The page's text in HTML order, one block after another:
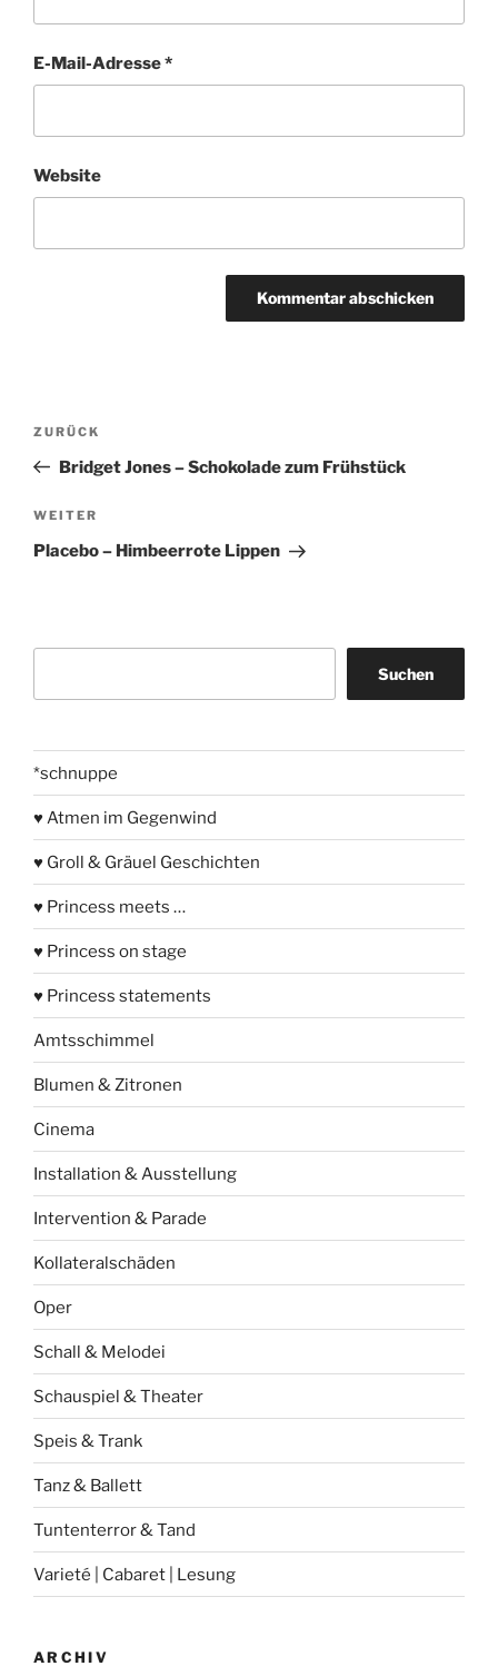
E-Mail-Adresse*
Website
Beitragsnavigation
Vorheriger
Beitrag
ZURÜCK
Bridget Jones – Schokolade zum Frühstück
Nächster
Beitrag
WEITER
Placebo – Himbeerrote Lippen
Suchen
*schnuppe
♥ Atmen im Gegenwind
♥ Groll & Gräuel Geschichten
♥ Princess meets …
♥ Princess on stage
♥ Princess statements
Amtsschimmel
Blumen & Zitronen
Cinema
Installation & Ausstellung
Intervention & Parade
Kollateralschäden
Oper
Schall & Melodei
Schauspiel & Theater
Speis & Trank
Tanz & Ballett
Tuntenterror & Tand
Varieté | Cabaret | Lesung
ARCHIV